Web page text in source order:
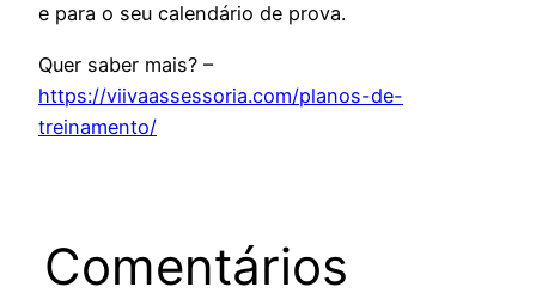
e para o seu calendário de prova.
Quer saber mais? –
https://viivaassessoria.com/planos-de-
treinamento/
Comentários